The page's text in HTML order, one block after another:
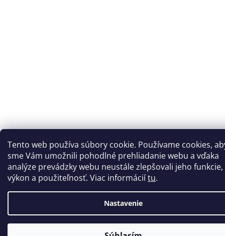
Tento web používa súbory cookie. Používame cookies,
sme Vám umožnili pohodlné prehliadanie webu a vďaka
analýze prevádzky webu neustále zlepšovali jeho funkcie,
výkon a použiteľnosť. Viac informáciítu.
Nastavenie